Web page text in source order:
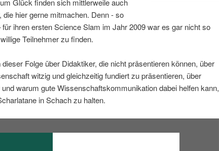
Glück finden sich mittlerweile auch
die hier gerne mitmachen. Denn - so
ihren ersten Science Slam im Jahr 2009 war es gar nicht so
Teilnehmer zu finden.
Folge über Didaktiker, die nicht präsentieren können, über
witzig und gleichzeitig fundiert zu präsentieren, über
warum gute Wissenschaftskommunikation dabei helfen kann,
in Schach zu halten.